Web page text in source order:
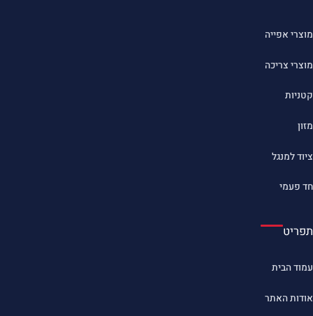
מוצרי אפייה
מוצרי צריכה
קטניות
מזון
ציוד למנגל
חד פעמי
תפריט
עמוד הבית
אודות האתר